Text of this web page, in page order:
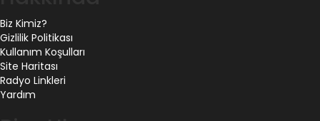
Biz Kimiz?
Gizlilik Politikası
Kullanım Koşulları
Site Haritası
Radyo Linkleri
Yardım